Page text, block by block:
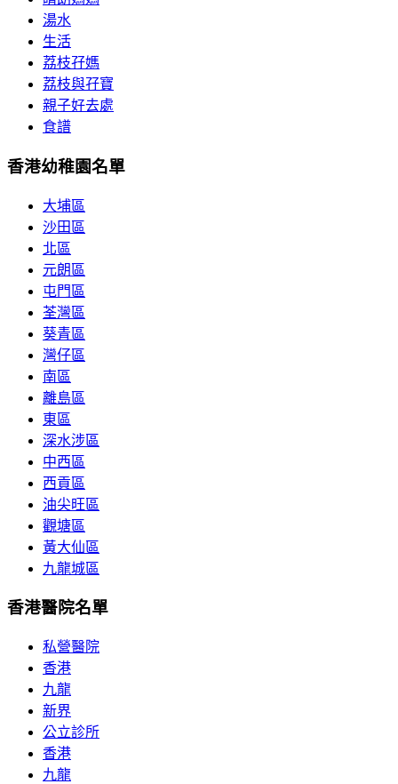
湯水
生活
荔枝孖媽
荔枝與孖寶
親子好去處
食譜
香港幼稚園名單
大埔區
沙田區
北區
元朗區
屯門區
荃灣區
葵青區
灣仔區
南區
離島區
東區
深水涉區
中西區
西貢區
油尖旺區
觀塘區
黃大仙區
九龍城區
香港醫院名單
私營醫院
香港
九龍
新界
公立診所
香港
九龍